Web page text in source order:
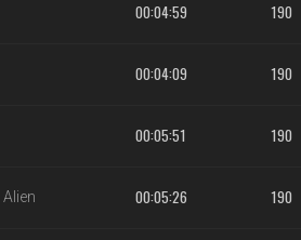
00:04:59 190
00:04:09 190
00:05:51 190
Alien 00:05:26 190